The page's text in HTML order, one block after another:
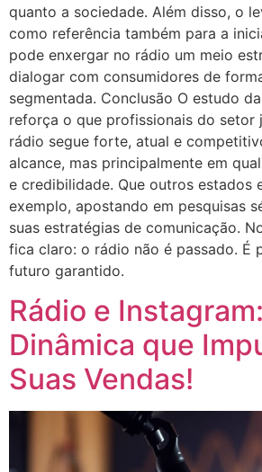
quanto a sociedade. Além disso, o
como referência também para a
pode enxergar no rádio um meio
dialogar com consumidores de
segmentada. Conclusão O estudo
reforça o que profissionais do setor
rádio segue forte, atual e
alcance, mas principalmente em
e credibilidade. Que outros estados
exemplo, apostando em pesquisas
suas estratégias de comunicação.
fica claro: o rádio não é passado. É
futuro garantido.
Rádio e
Dinâmica que
Suas Vendas!